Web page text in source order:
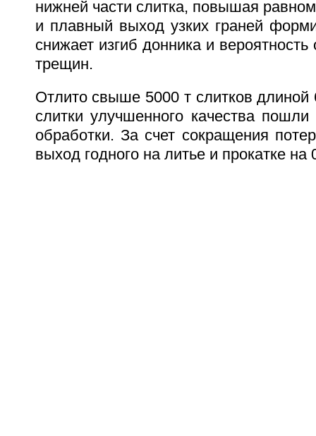
нижней части слитка, повышая
и плавный выход узких граней
снижает изгиб донника и
трещин.
Отлито свыше 5000 т слитков
слитки улучшенного качества
обработки. За счет сокращения
выход годного на литье и прокатке на